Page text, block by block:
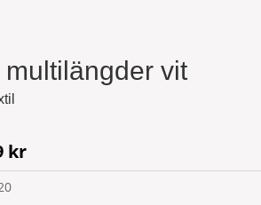
vit
krDet
nuvarande